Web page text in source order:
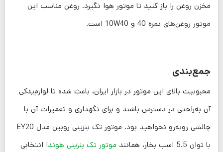
مخزن روغن را باز کنید تا موتور هوا نگیرد. روغن مناسب این
موتور روغن‌های نمره 40 و 10W40 است.
جمع‌بندی
محبوبیت بالای این موتور در بازار ایران، باعث شده تا لوازم‌یدکی
آن به‌راحتی در دسترس باشند و برای نگهداری و تعمیرات آن با
چالشی روبه‌رو نخواهید بود. موتور تک بنزینی روبین مدل EY20
با توان 5.5 اسب بخار، همانند
موتور تک بنزینی هوندا انتخابی